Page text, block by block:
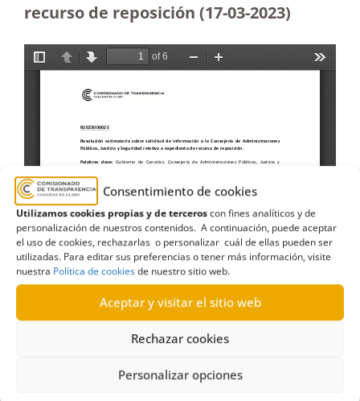
Consentimiento de cookies
Utilizamos cookies propias y de terceroscon fines analíticos y de
personalización de nuestros contenidos. A continuación, puede aceptar
el uso de cookies, rechazarlas o personalizar cuál de ellas pueden ser
utilizadas. Para editar sus preferencias o tener más información, visite
nuestra Política de cookiesde nuestro sitio web.
Aceptar y visitar el sitio web
Rechazar cookies
Personalizar opciones
recurso de reposición (17-03-2023)